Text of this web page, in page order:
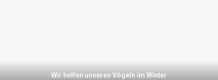
Wir helfen unseren Vögeln im Winter